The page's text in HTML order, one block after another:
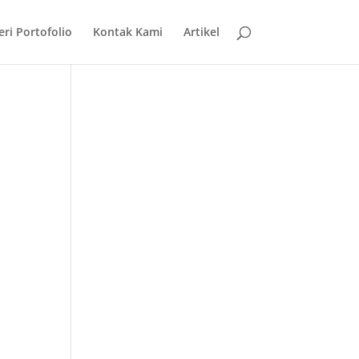
Portofolio Kontak Kami Artikel